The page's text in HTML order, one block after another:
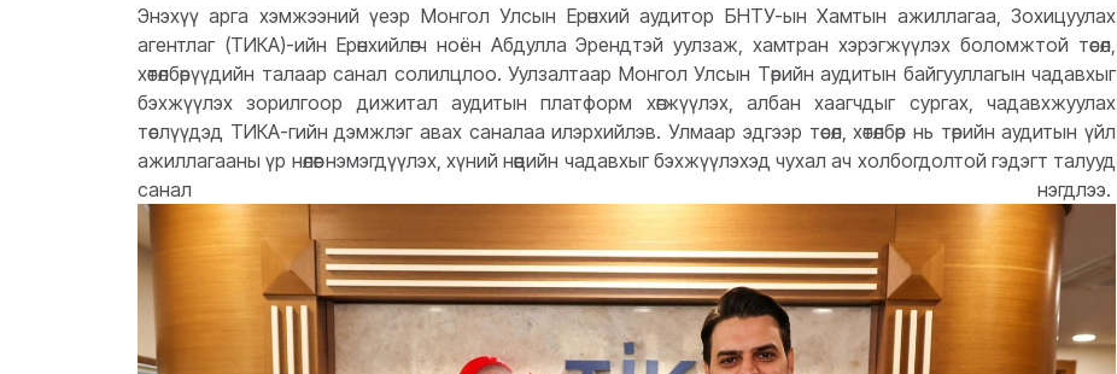
Энэхүү арга хэмжээний үеэр Монгол Улсын Ерөнхий аудитор БНТУ-ын Хамтын ажиллагаа, Зохицуулах
агентлаг (ТИКА)-ийн Ерөнхийлөгч ноён Абдулла Эрендтэй уулзаж, хамтран хэрэгжүүлэх боломжтой төсөл,
хөтөлбөрүүдийн талаар санал солилцлоо. Уулзалтаар Монгол Улсын Төрийн аудитын байгууллагын чадавхыг
бэхжүүлэх зорилгоор дижитал аудитын платформ хөгжүүлэх, албан хаагчдыг сургах, чадавхжуулах
төслүүдэд ТИКА-гийн дэмжлэг авах саналаа илэрхийлэв. Улмаар эдгээр төсөл, хөтөлбөр нь төрийн аудитын үйл
ажиллагааны үр нөлөөг нэмэгдүүлэх, хүний нөөцийн чадавхыг бэхжүүлэхэд чухал ач холбогдолтой гэдэгт талууд
санал нэгдлээ.